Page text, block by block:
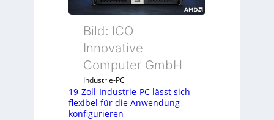
s
g
e
i
h
s
Bild: ICO
Innovative
Computer GmbH
Industrie-PC
19-Zoll-Industrie-PC lässt sich
flexibel für die Anwendung
konfigurieren